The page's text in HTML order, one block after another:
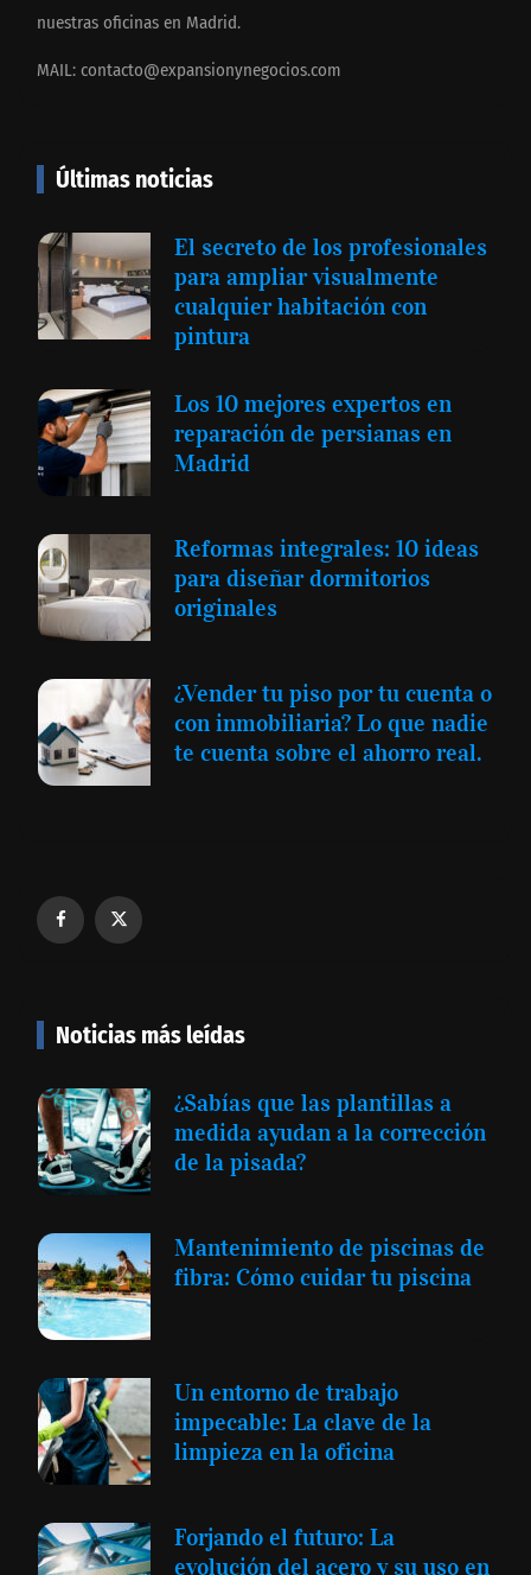
nuestras oficinas en Madrid.
MAIL: contacto@expansionynegocios.com
Últimas noticias
El secreto de los profesionales
para ampliar visualmente
cualquier habitación con
pintura
Los 10 mejores expertos en
reparación de persianas en
Madrid
Reformas integrales: 10 ideas
para diseñar dormitorios
originales
¿Vender tu piso por tu cuenta o
con inmobiliaria? Lo que nadie
te cuenta sobre el ahorro real.
Noticias más leídas
¿Sabías que las plantillas a
medida ayudan a la corrección
de la pisada?
Mantenimiento de piscinas de
fibra: Cómo cuidar tu piscina
Un entorno de trabajo
impecable: La clave de la
limpieza en la oficina
Forjando el futuro: La
evolución del acero y su uso en